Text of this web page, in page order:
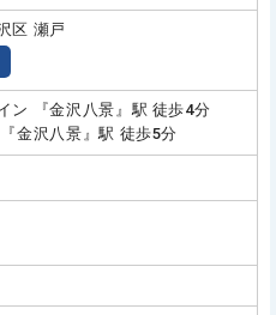
区 瀬戸
ン 『金沢八景』駅 徒歩4分
金沢八景』駅 徒歩5分